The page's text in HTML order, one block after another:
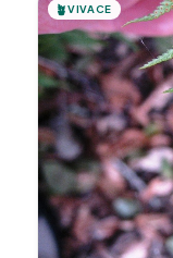
🪴VIVACE